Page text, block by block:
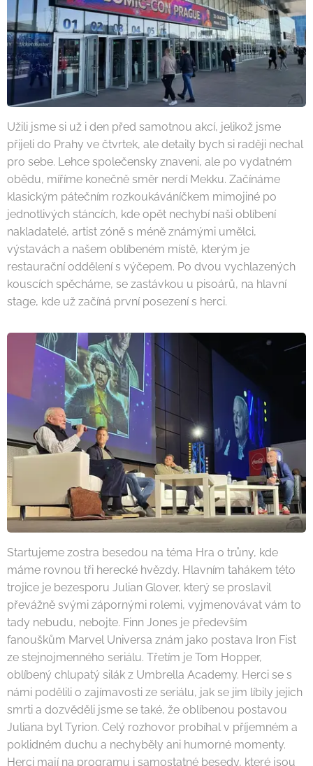
Užili jsme si už i den před samotnou akcí, jelikož jsme
přijeli do Prahy ve čtvrtek, ale detaily bych si raději nechal
pro sebe. Lehce společensky znaveni, ale po vydatném
obědu, míříme konečně směr nerdí Mekku. Začínáme
klasickým pátečním rozkoukáváníčkem mimojiné po
jednotlivých stáncích, kde opět nechybí naši oblíbení
nakladatelé, artist zóně s méně známými umělci,
výstavách a našem oblíbeném místě, kterým je
restaurační oddělení s výčepem. Po dvou vychlazených
kouscích spěcháme, se zastávkou u pisoárů, na hlavní
stage, kde už začíná první posezení s herci.
Startujeme zostra besedou na téma Hra o trůny, kde
máme rovnou tři herecké hvězdy. Hlavním tahákem této
trojice je bezesporu Julian Glover, který se proslavil
převážně svými zápornými rolemi, vyjmenovávat vám to
tady nebudu, nebojte. Finn Jones je především
fanouškům Marvel Universa znám jako postava Iron Fist
ze stejnojmenného seriálu. Třetím je Tom Hopper,
oblíbený chlupatý silák z Umbrella Academy. Herci se s
námi podělili o zajímavosti ze seriálu, jak se jim líbily jejich
smrti a dozvěděli jsme se také, že oblíbenou postavou
Juliana byl Tyrion. Celý rozhovor probíhal v příjemném a
poklidném duchu a nechyběly ani humorné momenty.
Herci mají na programu i samostatné besedy, které jsou